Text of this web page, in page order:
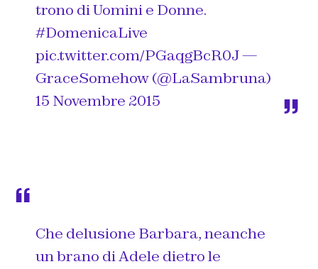
trono di Uomini e Donne.
#DomenicaLive
pic.twitter.com/PGaqgBcR0J—
GraceSomehow (@LaSambruna)
15 Novembre 2015
Che delusione Barbara, neanche
un brano di Adele dietro le